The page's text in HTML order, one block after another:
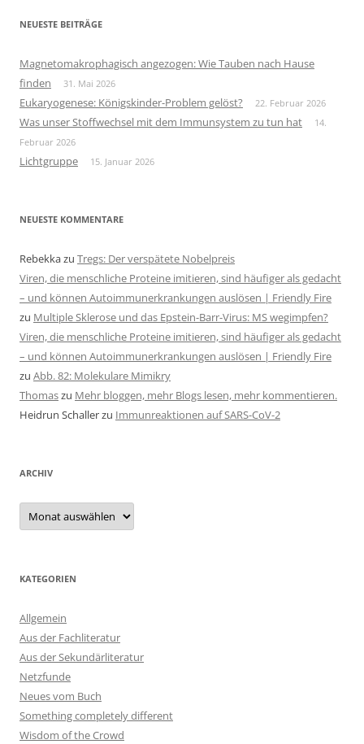
NEUESTE BEITRÄGE
Magnetomakrophagisch angezogen: Wie Tauben nach Hause
finden
31. Mai 2026
Eukaryogenese: Königskinder-Problem gelöst? 22. Februar 2026
Was unser Stoffwechsel mit dem Immunsystem zu tun hat
14.
Februar 2026
Lichtgruppe 15. Januar 2026
NEUESTE KOMMENTARE
Rebekkazu Tregs: Der verspätete Nobelpreis
Viren, die menschliche Proteine imitieren, sind häufiger als gedacht
– und können Autoimmunerkrankungen auslösen | Friendly Fire
zu Multiple Sklerose und das Epstein-Barr-Virus: MS wegimpfen?
Viren, die menschliche Proteine imitieren, sind häufiger als gedacht
– und können Autoimmunerkrankungen auslösen | Friendly Fire
zu Abb. 82: Molekulare Mimikry
Thomaszu Mehr bloggen, mehr Blogs lesen, mehr kommentieren.
Heidrun Schallerzu Immunreaktionen auf SARS-CoV-2
ARCHIV
Archiv
KATEGORIEN
Allgemein
Aus der Fachliteratur
Aus der Sekundärliteratur
Netzfunde
Neues vom Buch
Something completely different
Wisdom of the Crowd